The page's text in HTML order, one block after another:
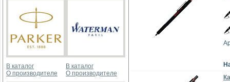
В каталог
О производителе
В каталог
О производителе